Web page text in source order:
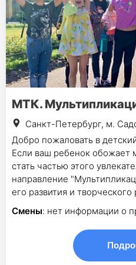
МТК.
Санкт-Петербург, м.
Добро пожаловать в
Если ваш ребенок обожает
стать частью этого
направление
его развития и творческого
Смены: нет информации о